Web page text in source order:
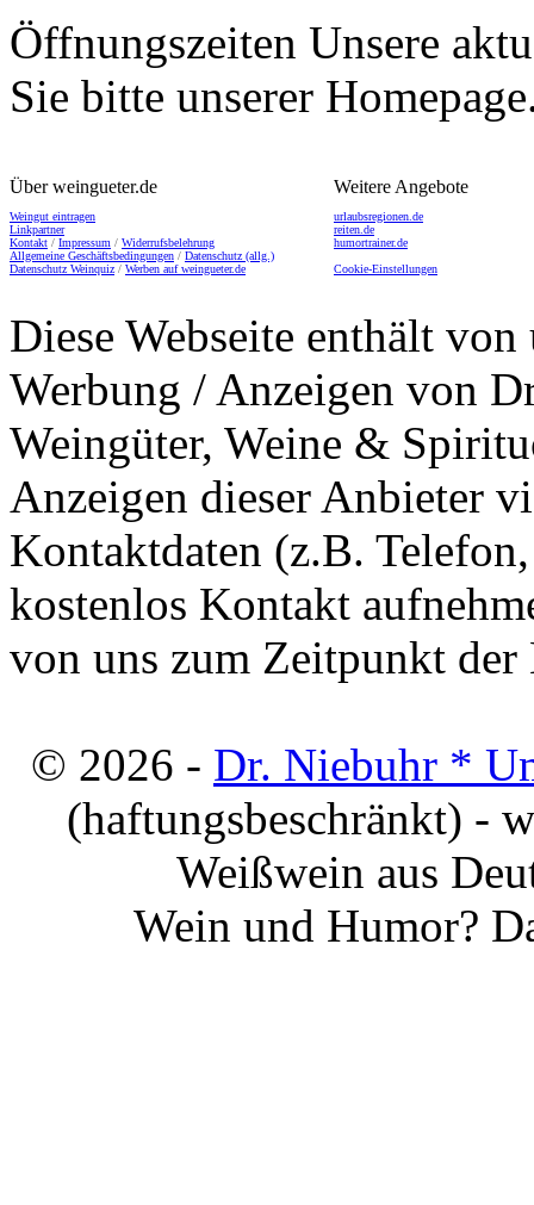
Öffnungszeiten Unsere
Sie bitte unserer
Über weingueter.de
Weingut eintragen
Linkpartner
Kontakt / Impressum / Widerrufsbelehrung
Allgemeine Geschäftsbedingungen / Datenschutz (allg.)
Datenschutz Weinquiz / Werben auf weingueter.de
Weitere Angebote
urlaubsregionen.de
reiten.de
humortrainer.de
Cookie-Einstellungen
Diese Webseite enthält
Werbung / Anzeigen von
Weingüter, Weine &
Anzeigen dieser Anbieter
Kontaktdaten (z.B.
kostenlos Kontakt
von uns zum Zeitpunkt
© 2026 - Dr. Niebuhr *
(haftungsbeschränkt) -
Weißwein aus
Wein und Humor?